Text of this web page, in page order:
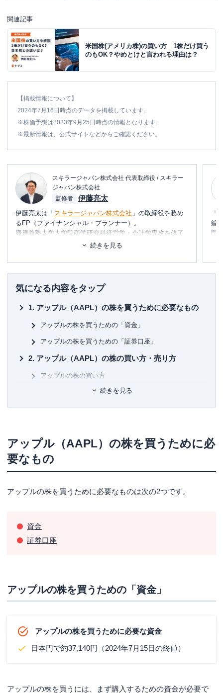
関連記事
米国株(アメリカ株)の買い方 1株だけ買う
のもOK？やめとけと言われる理由は？
【掲載情報について】
2024年7月16日時点のデータを掲載しています。
※株価予想は2023年9月25日時点の情報となります。
※最新情報は、公式サイトなどからご確認ください。
スキラージャパン株式会社 代表取締役 / スキラー
ジャパン株式会社
監修者
伊藤亮太
伊藤亮太は「 スキラージャパン株式会社 」の取締役を務め
るFP（ファイナンシャル・プランナー）。
慶應義塾大学大学院商学研究科経営学・会計学専攻を修了
CFP®を取得。
行業務に携わる。
現在は富裕層個人の資産設計を中心としたマネー・ライフ
プランの提案・策定・サポート等を行う傍ら、
関連するセミナー講師や講演を多数行う。
▼書籍
7日でマスターNISA&iDeCoがおもしろいくらいわかる本
ゼロからはじめる！ お金のしくみ見るだけノート
株で勝ち続けるための 上がる銘柄選び黄金ルール87
続きを見る
「
編
門
め
気になる内容をタップ
アップル（AAPL）の株を買うために必要なもの
アップルの株を買うための「資金」
アップルの株を買うための「証券口座」
アップル（AAPL）の株の買い方・売り方
アップルの株の買い方
アップルの株の売り方
アップルの株で株主優待はもらえる？
アップルの株価予想＜2024年1月＞
まとめ
続きを見る
アップル（AAPL）の株を買うために必
要なもの
アップルの株を買うために必要なものは次の2つです。
資金
証券口座
アップルの株を買うための「資金」
アップルの株を買うために必要な資金
日本円で約37,140円（2024年7月15日の終値）
アップルの株を買うには、まず購入するための資金が必要で